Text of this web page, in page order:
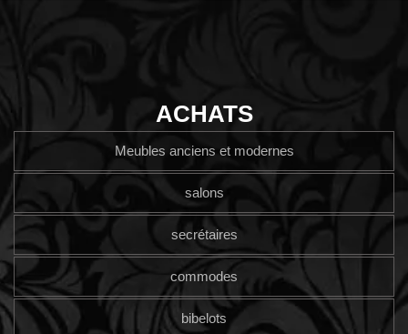
ACHATS
Meubles anciens et modernes
salons
secrétaires
commodes
bibelots